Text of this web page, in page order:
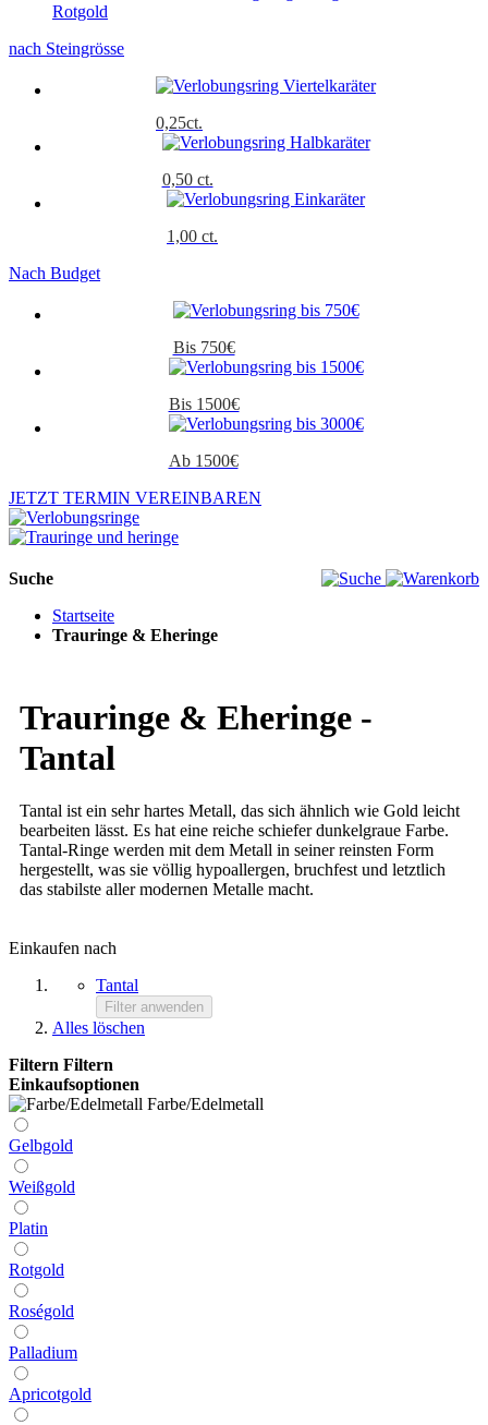
Rotgold
nach Steingrösse
0,25ct.
0,50 ct.
1,00 ct.
Nach Budget
Bis 750€
Bis 1500€
Ab 1500€
JETZT TERMIN VEREINBAREN
Suche
Startseite
Trauringe & Eheringe
Trauringe & Eheringe -
Tantal
Tantal ist ein sehr hartes Metall, das sich ähnlich wie Gold leicht
bearbeiten lässt. Es hat eine reiche schiefer dunkelgraue Farbe.
Tantal-Ringe werden mit dem Metall in seiner reinsten Form
hergestellt, was sie völlig hypoallergen, bruchfest und letztlich
das stabilste aller modernen Metalle macht.
Einkaufen nach
Tantal
Filter anwenden
Alles löschen
Filtern Filtern
Einkaufsoptionen
Farbe/Edelmetall
Gelbgold
Weißgold
Platin
Rotgold
Roségold
Palladium
Apricotgold